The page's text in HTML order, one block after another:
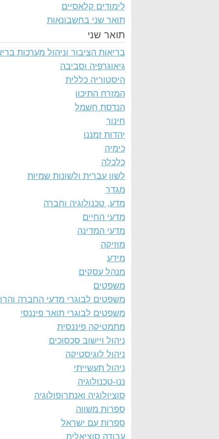
לימודים קלאסיים
תואר שני בחשבונאות
תואר שני
בריאות הציבור וניהול מערכות
גיאוגרפיה וסביבה
היסטוריה כללית
המזרח התיכון
הנדסת חשמל
חינוך
יהדות זמננו
כימיה
כלכלה
לשון עברית ולשונות שמיות
מגדר
מדע, טכנולוגיה וחברה
מדעי החיים
מדעי המדינה
מוזיקה
מידע
מנהל עסקים
משפטים
משפטים לבוגרי מדעי החברה
משפטים לבוגרי תואר פיננסי
מתמטיקה פיננסית
ניהול ויישוב סכסוכים
ניהול לוגיסטיקה
ניהול תעשייתי
ננו-טכנולוגיה
סוציולוגיה ואנתרופולוגיה
ספרות משווה
ספרות עם ישראל
עבודה סוציאלית